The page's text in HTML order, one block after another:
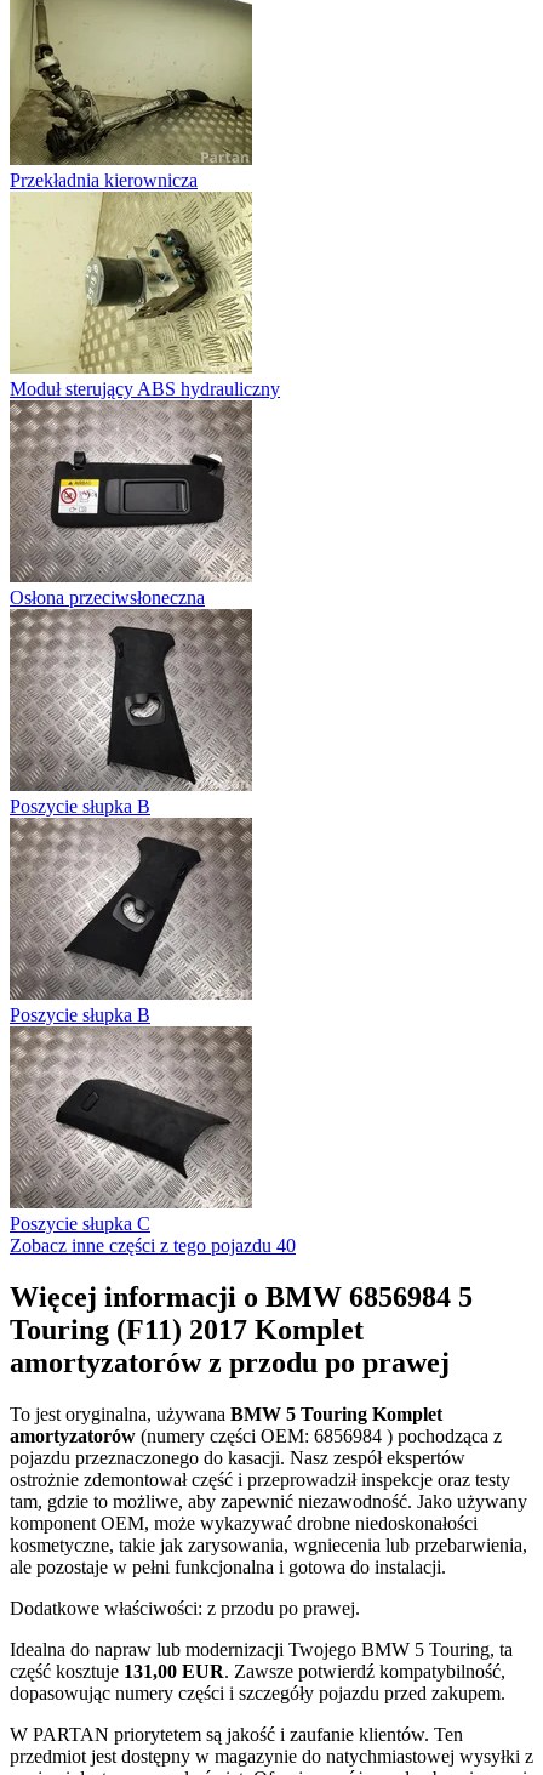
Przekładnia kierownicza
Moduł sterujący ABS hydrauliczny
Osłona przeciwsłoneczna
Poszycie słupka B
Poszycie słupka B
Poszycie słupka C
Zobacz inne części z tego pojazdu 40
Więcej informacji o BMW 6856984 5
Touring (F11) 2017 Komplet
amortyzatorów z przodu po prawej
To jest oryginalna, używana BMW 5 Touring Komplet
amortyzatorów (numery części OEM: 6856984 ) pochodząca z
pojazdu przeznaczonego do kasacji. Nasz zespół ekspertów
ostrożnie zdemontował część i przeprowadził inspekcje oraz testy
tam, gdzie to możliwe, aby zapewnić niezawodność. Jako używany
komponent OEM, może wykazywać drobne niedoskonałości
kosmetyczne, takie jak zarysowania, wgniecenia lub przebarwienia,
ale pozostaje w pełni funkcjonalna i gotowa do instalacji.
Dodatkowe właściwości: z przodu po prawej.
Idealna do napraw lub modernizacji Twojego BMW 5 Touring, ta
część kosztuje 131,00 EUR. Zawsze potwierdź kompatybilność,
dopasowując numery części i szczegóły pojazdu przed zakupem.
W PARTAN priorytetem są jakość i zaufanie klientów. Ten
przedmiot jest dostępny w magazynie do natychmiastowej wysyłki z